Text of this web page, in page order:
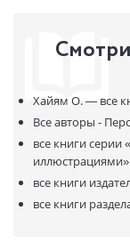
Хайям О. — все
Все авторы -
все книги серии
иллюстрациями»
все книги
все книги